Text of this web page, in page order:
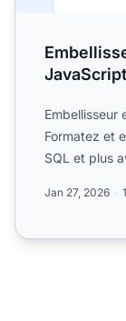
Embellisseur
Formatez et
SQL et plus
Jan 27, 2026